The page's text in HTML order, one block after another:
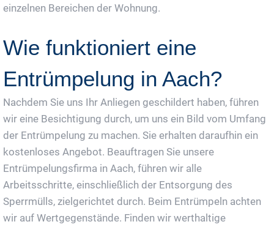
einzelnen Bereichen der Wohnung.
Wie funktioniert eine
Entrümpelung in Aach?
Nachdem Sie uns Ihr Anliegen geschildert haben, führen
wir eine Besichtigung durch, um uns ein Bild vom Umfang
der Entrümpelung zu machen. Sie erhalten daraufhin ein
kostenloses Angebot. Beauftragen Sie unsere
Entrümpelungsfirma in Aach, führen wir alle
Arbeitsschritte, einschließlich der Entsorgung des
Sperrmülls, zielgerichtet durch. Beim Entrümpeln achten
wir auf Wertgegenstände. Finden wir werthaltige